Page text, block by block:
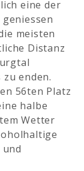
eine der
meisten
Distanz
enden.
56ten Platz
halbe
Wetter